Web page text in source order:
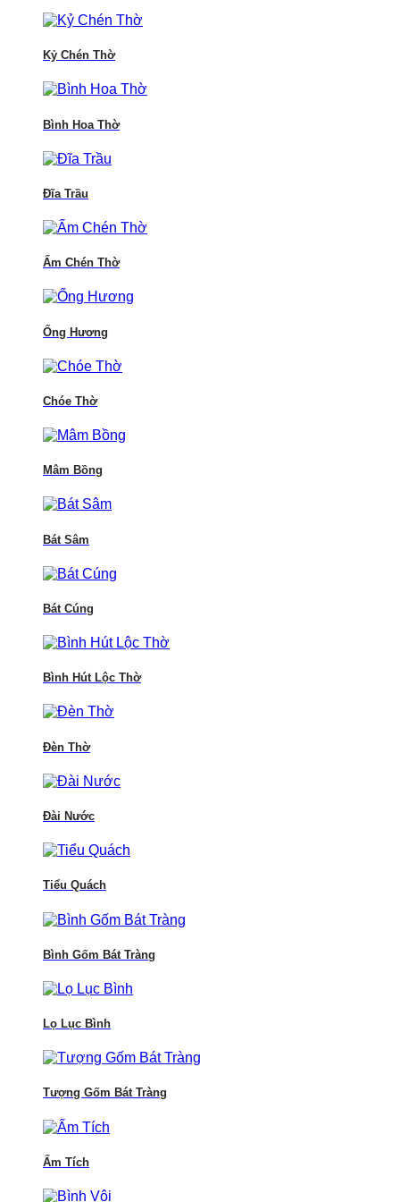
Kỷ Chén Thờ
Bình Hoa Thờ
Đĩa Trầu
Ấm Chén Thờ
Ống Hương
Chóe Thờ
Mâm Bồng
Bát Sâm
Bát Cúng
Bình Hút Lộc Thờ
Đèn Thờ
Đài Nước
Tiểu Quách
Bình Gốm Bát Tràng
Lọ Lục Bình
Tượng Gốm Bát Tràng
Ấm Tích